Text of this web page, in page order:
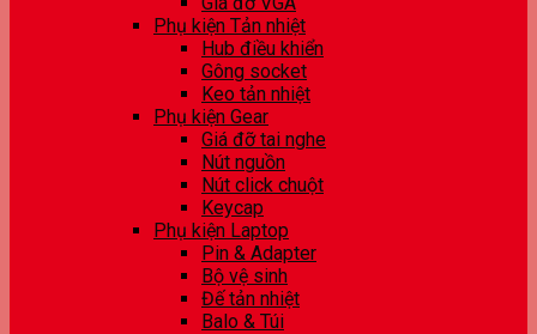
Phụ kiện Tản nhiệt
Hub điều khiển
Gông socket
Keo tản nhiệt
Phụ kiện Gear
Giá đỡ tai nghe
Nút nguồn
Nút click chuột
Keycap
Phụ kiện Laptop
Pin & Adapter
Bộ vệ sinh
Đế tản nhiệt
Balo & Túi